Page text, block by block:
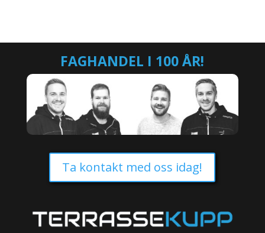
FAGHANDEL I 100 ÅR!
Ta kontakt med oss idag!